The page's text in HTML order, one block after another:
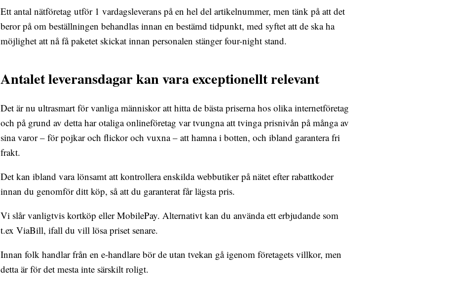
Ett antal nätföretag utför 1 vardagsleverans på en hel del artikelnummer, men tänk på att det
beror på om beställningen behandlas innan en bestämd tidpunkt, med syftet att de ska ha
möjlighet att nå få paketet skickat innan personalen stänger four-night stand.
Antalet leveransdagar kan vara exceptionellt relevant
Det är nu ultrasmart för vanliga människor att hitta de bästa priserna hos olika internetföretag
och på grund av detta har otaliga onlineföretag var tvungna att tvinga prisnivån på många av
sina varor – för pojkar och flickor och vuxna – att hamna i botten, och ibland garantera fri
frakt.
Det kan ibland vara lönsamt att kontrollera enskilda webbutiker på nätet efter rabattkoder
innan du genomför ditt köp, så att du garanterat får lägsta pris.
Vi slår vanligtvis kortköp eller MobilePay. Alternativt kan du använda ett erbjudande som
t.ex ViaBill, ifall du vill lösa priset senare.
Innan folk handlar från en e-handlare bör de utan tvekan gå igenom företagets villkor, men
detta är för det mesta inte särskilt roligt.